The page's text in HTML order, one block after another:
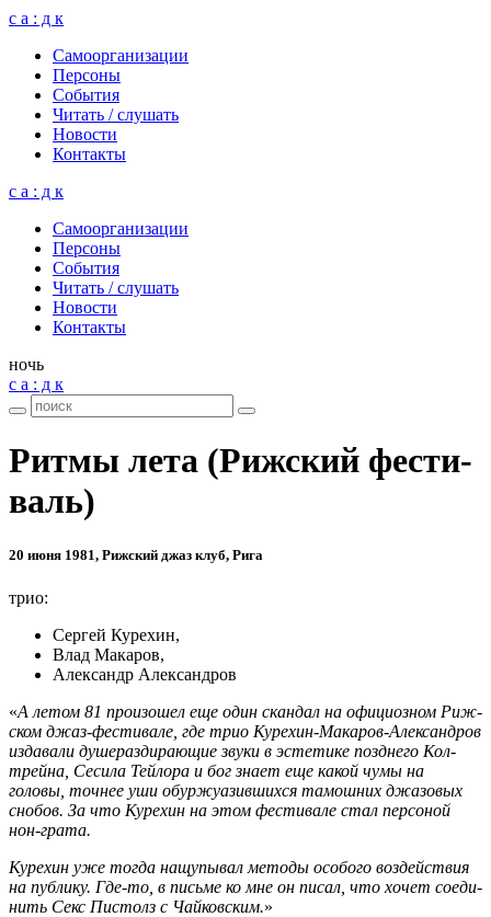
с а : д к
Само­ор­га­ни­за­ции
Пер­соны
Собы­тия
Читать / слу­шать
Ново­сти
Кон­такты
с а : д к
Само­ор­га­ни­за­ции
Пер­соны
Собы­тия
Читать / слу­шать
Ново­сти
Кон­такты
ночь
с а : д к
Ритмы лета (Риж­ский фести­
валь)
20 июня 1981, Риж­ский джаз клуб, Рига
трио:
Сер­гей Куре­хин,
Влад Мака­ров,
Алек­сандр Алек­сан­дров
«А летом 81 про­изо­шел еще один скан­дал на офи­ци­оз­ном Риж­
ском джаз-фестивале, где трио Курехин-Макаров-Александров
изда­вали душе­раз­ди­ра­ю­щие звуки в эсте­тике позд­него Кол­
трейна, Сесила Тей­лора и бог знает еще какой чумы на
головы, точ­нее уши обур­жу­а­зив­шихся тамош­них джа­зо­вых
сно­бов. За что Куре­хин на этом фести­вале стал пер­со­ной
нон-грата.
Куре­хин уже тогда нащу­пы­вал методы осо­бого воз­дей­ствия
на пуб­лику. Где-то, в письме ко мне он писал, что хочет соеди­
нить Секс Пистолз с Чай­ков­ским.»